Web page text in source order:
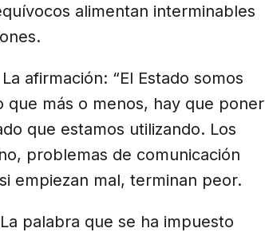
alimentan interminables
La afirmación: “El Estado somos
que más o menos, hay que poner
que estamos utilizando. Los
problemas de comunicación
empiezan mal, terminan peor.
La palabra que se ha impuesto